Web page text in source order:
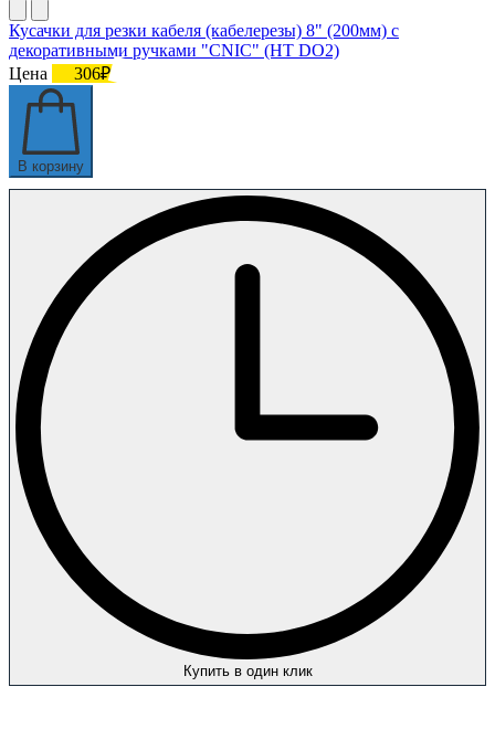
Кусачки для резки кабеля (кабелерезы) 8" (200мм) с
декоративными ручками "CNIC" (HT DO2)
Цена
306₽
В корзину
Купить в один клик